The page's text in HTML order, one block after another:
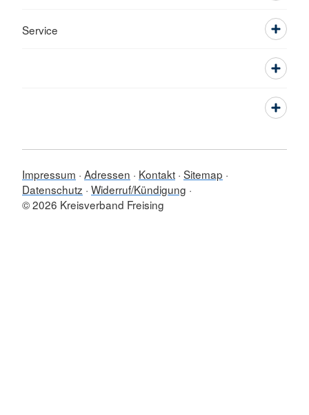
Service
Impressum Adressen Kontakt Sitemap
Datenschutz Widerruf/Kündigung
© 2026 Kreisverband Freising